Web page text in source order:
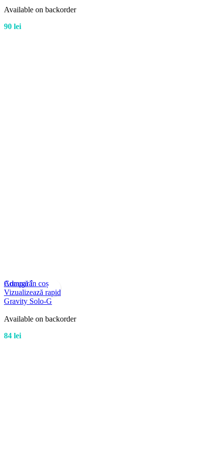
Available on backorder
90 lei
Compară
Vizualizează rapid
Adaugă în coș
Gravity Solo-G
Available on backorder
84 lei